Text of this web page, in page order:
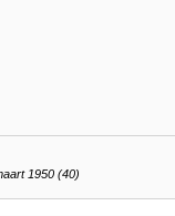
1950 (40)